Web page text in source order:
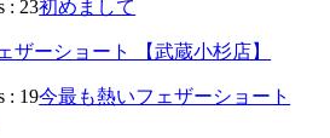
: 23初めまして
: 19今最も熱いフェザーショート